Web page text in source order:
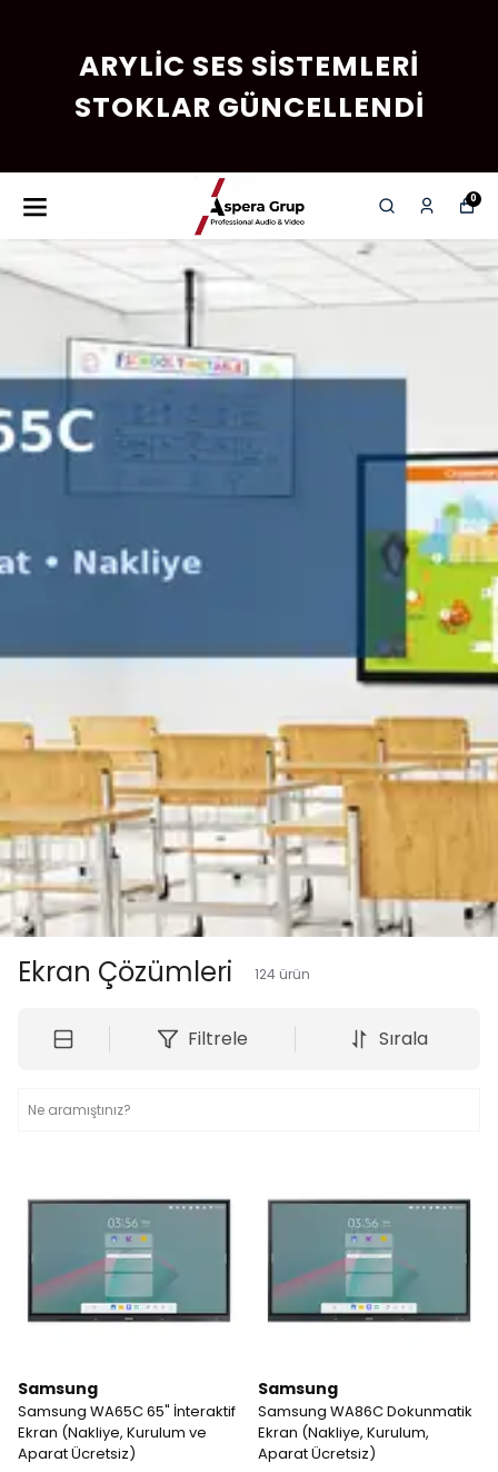
ARYLIC SES SISTEMLERI
STOKLAR GÜNCELLENDI
0
Ekran Çözümleri 124 ürün
Filtrele Sırala
Samsung
Samsung WA65C 65" İnteraktif
Ekran (Nakliye, Kurulum ve
Aparat Ücretsiz)
Samsung
Samsung WA86C Dokunmatik
Ekran (Nakliye, Kurulum,
Aparat Ücretsiz)